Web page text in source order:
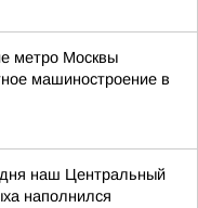
метро Москвы
машиностроение в
наш Центральный
наполнился